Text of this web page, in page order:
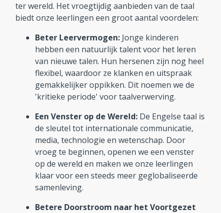
ter wereld. Het vroegtijdig aanbieden van de taal
biedt onze leerlingen een groot aantal voordelen:
Beter Leervermogen: Jonge kinderen
hebben een natuurlijk talent voor het leren
van nieuwe talen. Hun hersenen zijn nog heel
flexibel, waardoor ze klanken en uitspraak
gemakkelijker oppikken. Dit noemen we de
'kritieke periode' voor taalverwerving.
Een Venster op de Wereld: De Engelse taal is
de sleutel tot internationale communicatie,
media, technologie en wetenschap. Door
vroeg te beginnen, openen we een venster
op de wereld en maken we onze leerlingen
klaar voor een steeds meer geglobaliseerde
samenleving.
Betere Doorstroom naar het Voortgezet